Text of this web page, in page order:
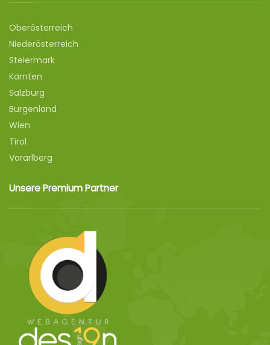
Oberösterreich
Niederösterreich
Steiermark
Kärnten
Salzburg
Burgenland
Wien
Tirol
Vorarlberg
Unsere Premium Partner